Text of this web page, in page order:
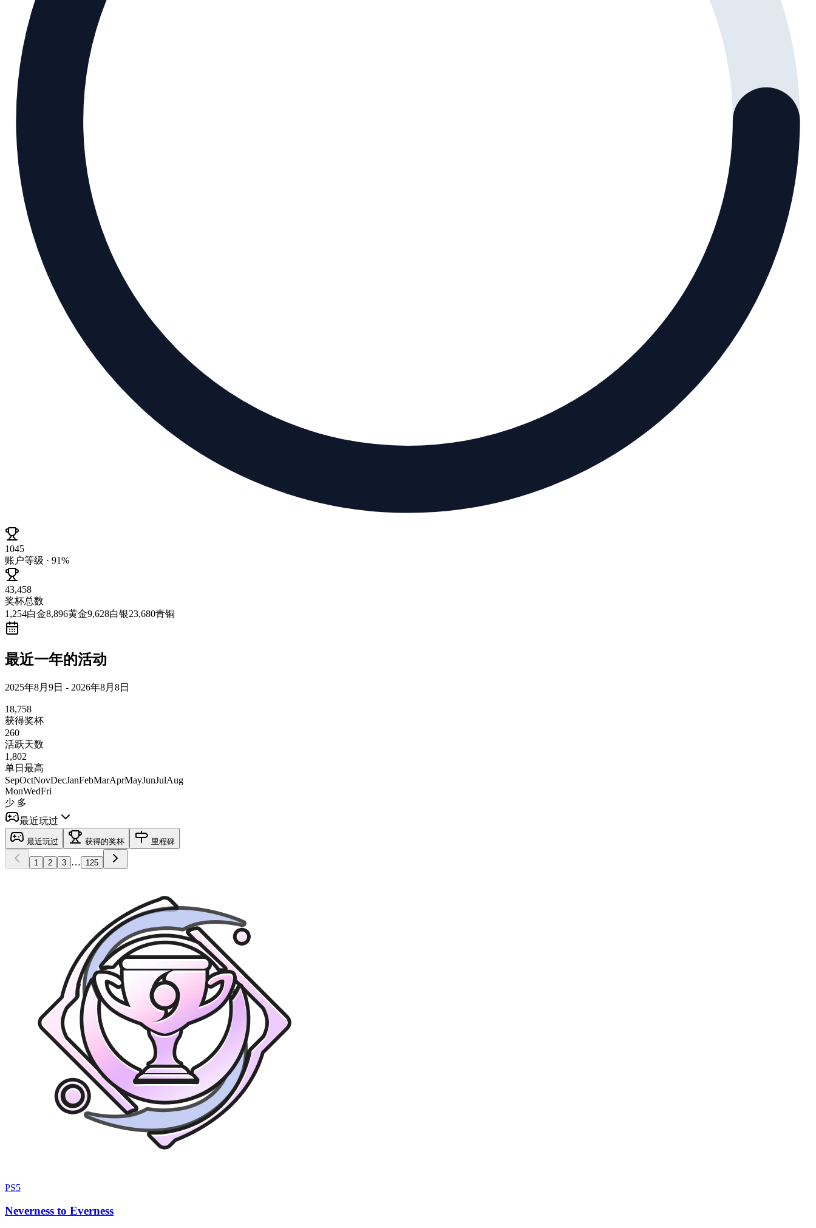
1045
账户等级 · 91%
43,458
奖杯总数
1,254白金8,896黄金9,628白银23,680青铜
最近一年的活动
2025年8月9日 - 2026年8月8日
18,758
获得奖杯
260
活跃天数
1,802
单日最高
SepOctNovDecJanFebMarAprMayJunJulAug
MonWedFri
少 多
最近玩过
最近玩过 获得的奖杯 里程碑
1 2 3 … 125
PS5
Neverness to Everness